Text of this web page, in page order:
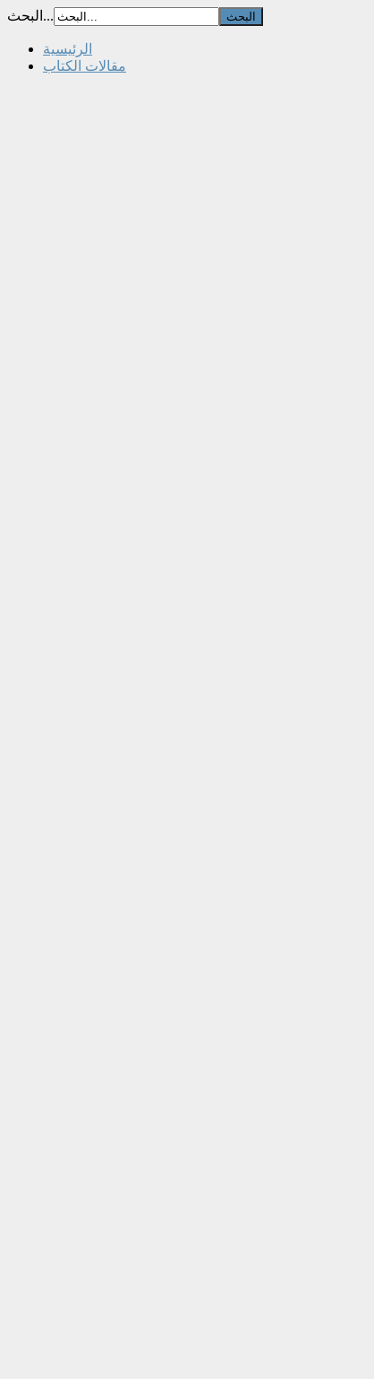
البحث...
الرئيسية
مقالات الكتاب